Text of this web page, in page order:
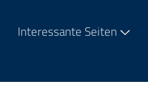
Interessante Seiten